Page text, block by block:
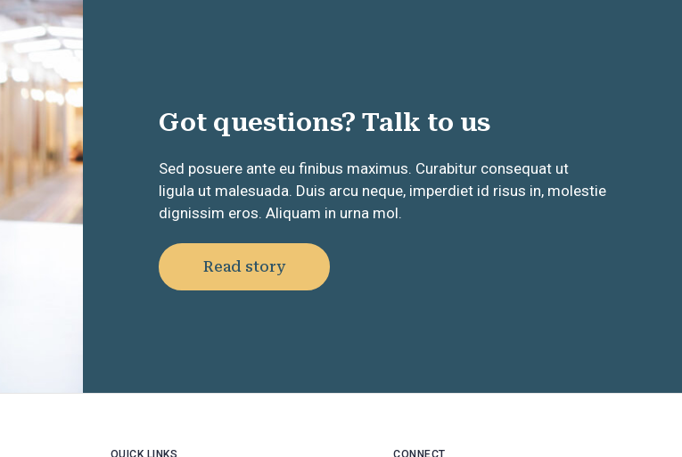
Got questions? Talk to us
Sed posuere ante eu finibus maximus. Curabitur consequat ut
ligula ut malesuada. Duis arcu neque, imperdiet id risus in, molestie
dignissim eros. Aliquam in urna mol.
Read story
QUICK LINKS CONNECT